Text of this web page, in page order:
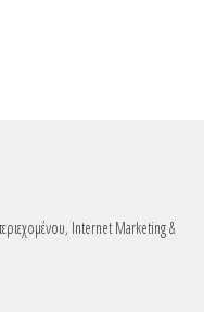
Internet Marketing &